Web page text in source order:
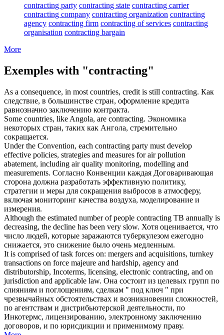
contracting party contracting state contracting carrier
contracting company contracting organization contracting
agency contracting firm contracting of services contracting
organisation contracting bargain
More
Exemples with "contracting"
As a consequence, in most countries, credit is still contracting. Как
следствие, в большинстве стран, оформление кредита
равнозначно заключению контракта.
Some countries, like Angola, are contracting. Экономика
некоторых стран, таких как Ангола, стремительно
сокращается.
Under the Convention, each contracting party must develop
effective policies, strategies and measures for air pollution
abatement, including air quality monitoring, modelling and
measurements. Согласно Конвенции каждая Договаривающая
сторона должна разработать эффективную политику,
стратегии и меры для сокращения выбросов в атмосферу,
включая мониторинг качества воздуха, моделирование и
измерения.
Although the estimated number of people contracting TB annually is
decreasing, the decline has been very slow. Хотя оценивается, что
число людей, которые заражаются туберкулезом ежегодно
снижается, это снижение было очень медленным.
It is comprised of task forces on: mergers and acquisitions, turnkey
transactions on force majeure and hardship, agency and
distributorship, Incoterms, licensing, electronic contracting, and on
jurisdiction and applicable law. Она состоит из целевых групп по
слияниям и поглощениям, сделкам " под ключ " при
чрезвычайных обстоятельствах и возникновении сложностей,
по агентствам и дистрибьютерской деятельности, по
Инкотермс, лицензированию, электронному заключению
договоров, и по юрисдикции и применимому праву.